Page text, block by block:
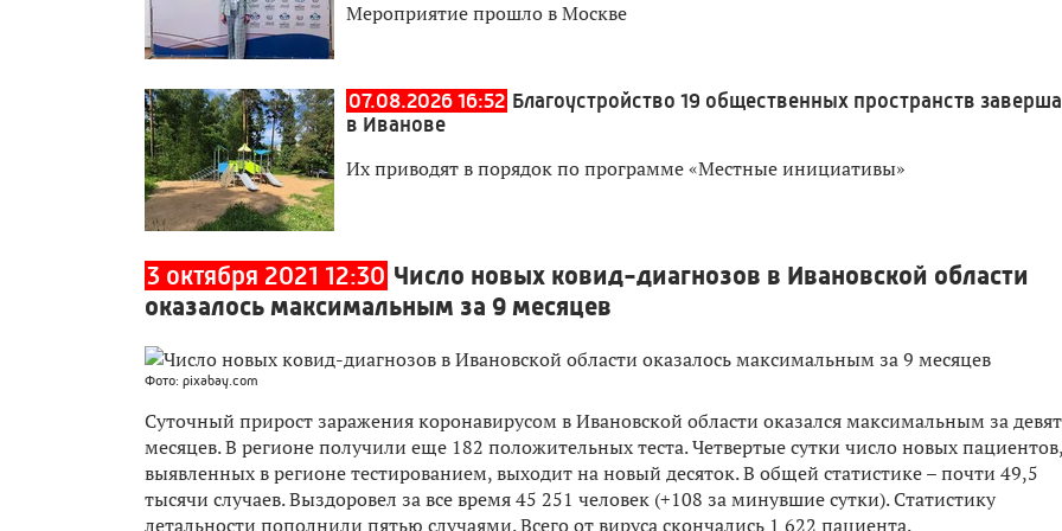
Мероприятие прошло в Москве
07.08.2026 16:52 Благоустройство 19 общественных пространств
в Иванове
Их приводят в порядок по программе «Местные инициативы»
3 октября 2021 12:30 Число новых ковид-диагнозов в Ивановской области
оказалось максимальным за 9 месяцев
Фото: pixabay.com
Суточный прирост заражения коронавирусом в Ивановской области оказался максимальным за
месяцев. В регионе получили еще 182 положительных теста. Четвертые сутки число новых пациентов,
выявленных в регионе тестированием, выходит на новый десяток. В общей статистике – почти 49,5
тысячи случаев. Выздоровел за все время 45 251 человек (+108 за минувшие сутки). Статистику
летальности пополнили пятью случаями. Всего от вируса скончались 1 622 пациента.